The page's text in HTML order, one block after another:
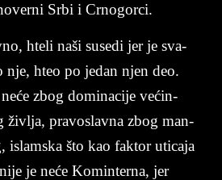
Srbi i Cr­no­gor­ci.
hte­li naši su­se­di jer je sva­
hteo po je­dan njen deo.
zbog do­mi­na­ci­je većin­
živ­lja, pra­vo­slav­na zbog man­
što kao fak­tor uti­ca­ja
je neće Ko­min­ter­na, jer